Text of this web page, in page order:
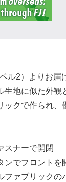
ル2）よりお届
生地に似た外観
ックで作られ
スナーで開閉
ンでフロントを
ファブリックの